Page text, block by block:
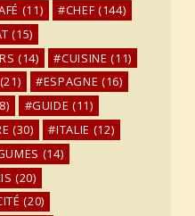
(11) CHEF (144)
(15)
(14) CUISINE (11)
(21) ESPAGNE (16)
GUIDE (11)
(30) ITALIE (12)
(14)
(20)
(20)